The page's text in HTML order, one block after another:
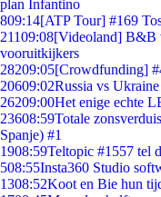
plan Infantino
809:14[ATP Tour] #169
21109:08[Videoland] B&B
vooruitkijkers
28209:05[Crowdfunding]
20609:02Russia vs Ukraine
26209:00Het enige echte
23608:59Totale
Spanje) #1
1908:59Teltopic #1557 tel
508:55Insta360 Studio
1308:52Koot en Bie hun